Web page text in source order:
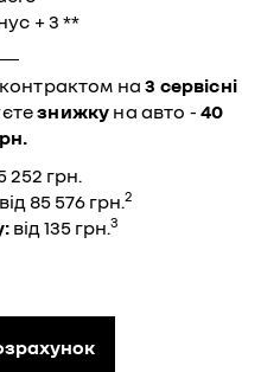
+ 3 **
на 3 сервісні
знижку на авто - 40
252 грн.
85 576 грн.2
від 135 грн.3